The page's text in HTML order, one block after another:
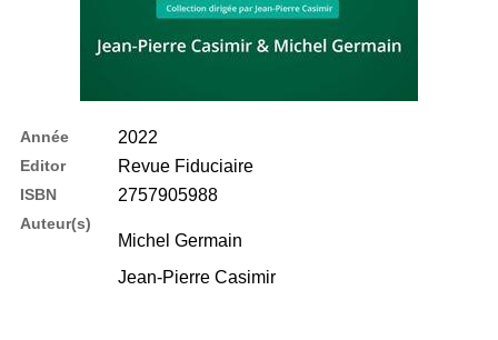
Année 2022
Editor Revue Fiduciaire
ISBN 2757905988
Auteur(s)
Michel Germain
Jean-Pierre Casimir